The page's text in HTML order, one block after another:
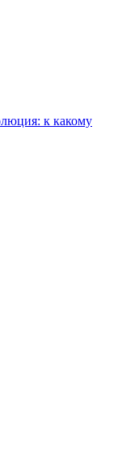
к какому